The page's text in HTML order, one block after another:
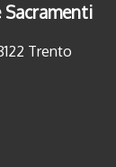
Sacramenti
Trento